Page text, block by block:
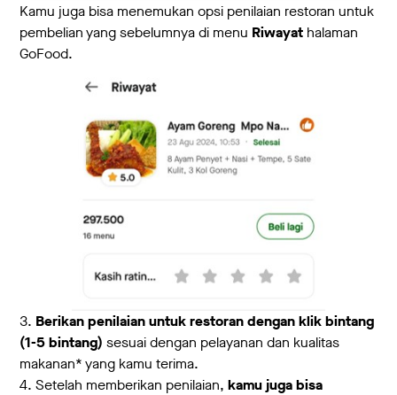
Kamu juga bisa menemukan opsi penilaian restoran untuk
pembelian yang sebelumnya di menu Riwayat halaman
GoFood.
3. Berikan penilaian untuk restoran dengan klik bintang
(1-5 bintang)sesuai dengan pelayanan dan kualitas
makanan* yang kamu terima.
4. Setelah memberikan penilaian, kamu juga bisa